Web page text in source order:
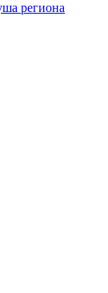
региона